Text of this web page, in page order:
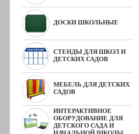
ДОСКИ ШКОЛЬНЫЕ
СТЕНДЫ ДЛЯ ШКОЛ И
ДЕТСКИХ САДОВ
МЕБЕЛЬ ДЛЯ ДЕТСКИХ
САДОВ
ИНТЕРАКТИВНОЕ
ОБОРУДОВАНИЕ ДЛЯ
ДЕТСКОГО САДА И